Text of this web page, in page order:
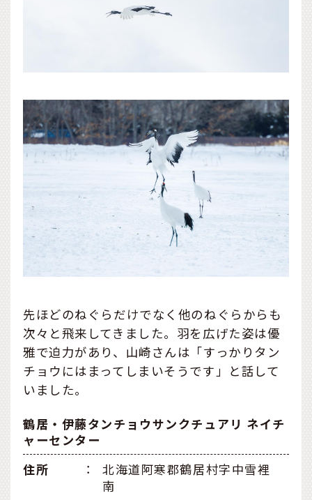
先ほどのねぐらだけでなく他のねぐらからも
次々と飛来してきました。羽を広げた姿は優
雅で迫力があり、山崎さんは「すっかりタン
チョウにはまってしまいそうです」と話して
いました。
鶴居・伊藤タンチョウサンクチュアリ ネイチ
ャーセンター
住所
：
北海道阿寒郡鶴居村字中雪裡
南